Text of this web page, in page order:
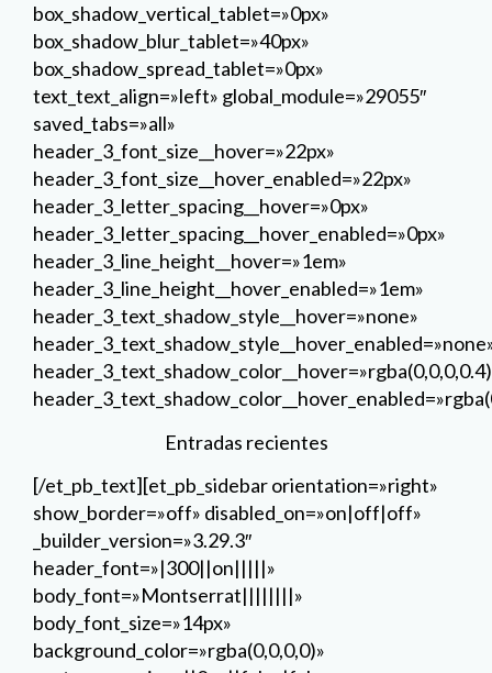
header_3_line_height__hover=»1em»
header_3_line_height__hover_enabled=»1em»
header_3_text_shadow_style__hover=»none»
Entradas recientes
[/et_pb_text][et_pb_sidebar orientation=»right»
show_border=»off» disabled_on=»on|off|off»
_builder_version=»3.29.3″
header_font=»|300||on|||||»
body_font=»Montserrat||||||||»
body_font_size=»14px»
background_color=»rgba(0,0,0,0)»
custom_margin=»||0px||false|false»
custom_padding=»||0px||false|false»
global_module=»29057″ saved_tabs=»all»]
[/et_pb_sidebar][et_pb_text
disabled_on=»on|off|off»
_builder_version=»3.29.3″
text_font=»|300||on|||||»
text_text_color=»#ffffff» text_font_size=»20px»
text_line_height=»1em»